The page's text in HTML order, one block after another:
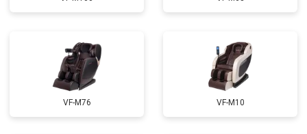
Ремонт сканера от 4800 ₽ Заказать
Замена сетевого трансформатора от 4500 ₽ Заказать
Ремонт микро-лифта
VF-M76 VF-M10